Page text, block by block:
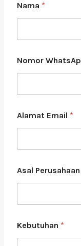
Nama *
l
a
a
N
a
m
*
Nomor
Alamat Email *
Asal Perusahaan
Kebutuhan *